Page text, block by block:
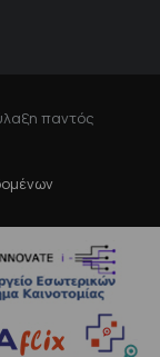
παντός